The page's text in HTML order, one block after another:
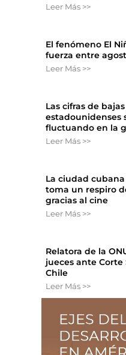
Leer Más >>
El fenómeno El
fuerza entre
Leer Más >>
Las cifras de bajas
estadounidenses
fluctuando en la
Leer Más >>
La ciudad
toma un respiro
gracias al cine
Leer Más >>
Relatora de la
jueces ante
Chile
Leer Más >>